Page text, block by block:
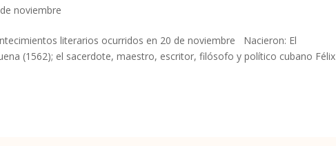
noviembre
literarios ocurridos en 20 de noviembre Nacieron: El
(1562); el sacerdote, maestro, escritor, filósofo y político cubano Félix